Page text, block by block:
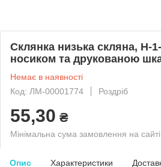
Склянка низька скляна, Н-
носиком та друкованою
Немає в наявності
Код: ЛМ-00001774
Роздріб
55,30 ₴
Мінімальна сума замовлення на
Опис Характеристики